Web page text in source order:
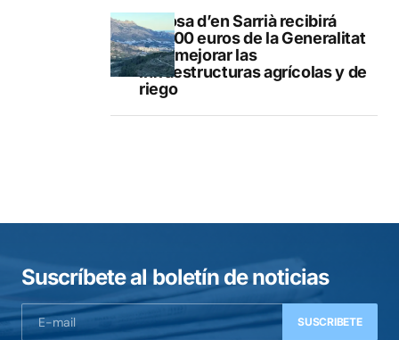
Callosa d’en Sarrià recibirá
40.000 euros de la Generalitat
para mejorar las
infraestructuras agrícolas y de
riego
Suscríbete al boletín de noticias
SUSCRIBETE